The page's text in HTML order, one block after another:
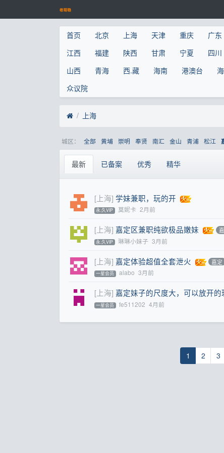
首页 北京 上海 天津 重庆 广东
江西
福建 陕西 甘肃 宁夏 四川
山西
青海 西.藏 海南 港澳台
众议院
上海
城区： 全部 黄埔 崇明 奉贤 南汇 金山 青浦 松江
最新 已备案 优秀 精华
[上海] 学妹兼职，玩的开
永.久VIP 莫妮卡 2月前
[上海] 嘉定区兼职纯欲极品嫩妹
永.久VIP 琳琳小妹子 3月前
[上海] 嘉定体验超值全套泄火 嘉定
一星会员 alabo 3月前
[上海] 嘉定妹子的尺度大，可以放开的
一星会员 fe511202 4月前
1 2 3